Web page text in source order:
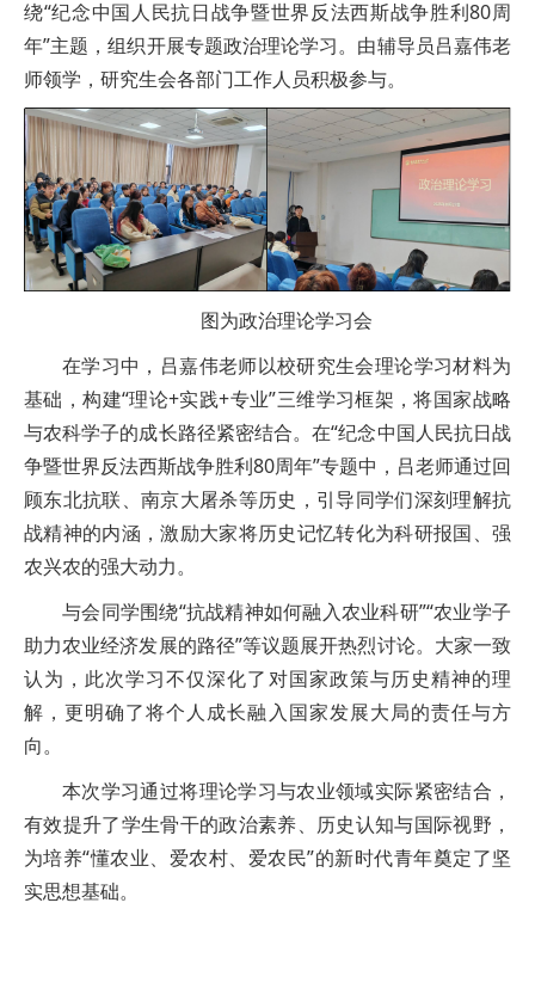
绕“纪念中国人民抗日战争暨世界反法西斯战争胜利80周
年”主题，组织开展专题政治理论学习。由辅导员吕嘉伟老
师领学，研究生会各部门工作人员积极参与。
图为政治理论学习会
在学习中，吕嘉伟老师以校研究生会理论学习材料为
基础，构建“理论+实践+专业”三维学习框架，将国家战略
与农科学子的成长路径紧密结合。在“纪念中国人民抗日战
争暨世界反法西斯战争胜利80周年”专题中，吕老师通过回
顾东北抗联、南京大屠杀等历史，引导同学们深刻理解抗
战精神的内涵，激励大家将历史记忆转化为科研报国、强
农兴农的强大动力。
与会同学围绕“抗战精神如何融入农业科研”“农业学子
助力农业经济发展的路径”等议题展开热烈讨论。大家一致
认为，此次学习不仅深化了对国家政策与历史精神的理
解，更明确了将个人成长融入国家发展大局的责任与方
向。
本次学习通过将理论学习与农业领域实际紧密结合，
有效提升了学生骨干的政治素养、历史认知与国际视野，
为培养“懂农业、爱农村、爱农民”的新时代青年奠定了坚
实思想基础。